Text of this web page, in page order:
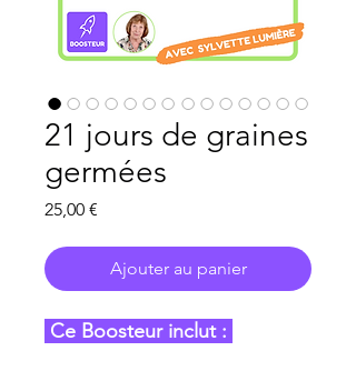
21 jours de graines
germées
25,00 €
Ajouter au panier
Ce Boosteur inclut :